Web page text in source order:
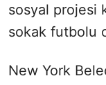
sosyal projesi
sokak futbolu
New York